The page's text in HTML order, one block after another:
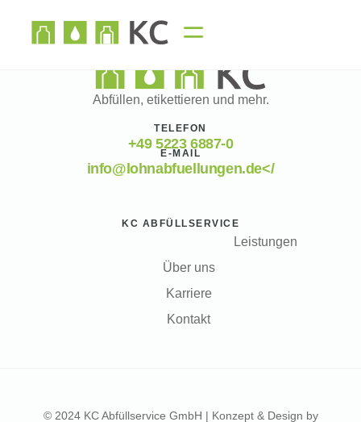
Abfüllen, etikettieren und mehr.
TELEFON
+49 5223 6887-0
E-MAIL
info@lohnabfuellungen.de</
KC ABFÜLLSERVICE
Leistungen
Über uns
Karriere
Kontakt
© 2024 KC Abfüllservice GmbH | Konzept & Design by